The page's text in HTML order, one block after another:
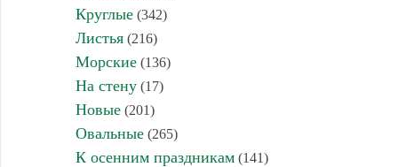
Круглые(342)
Листья(216)
Морские(136)
На стену(17)
Новые(201)
Овальные(265)
К осенним праздникам(141)